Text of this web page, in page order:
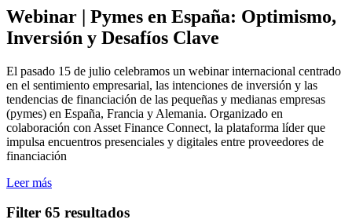
Webinar | Pymes en España: Optimismo,
Inversión y Desafíos Clave
El pasado 15 de julio celebramos un webinar internacional centrado
en el sentimiento empresarial, las intenciones de inversión y las
tendencias de financiación de las pequeñas y medianas empresas
(pymes) en España, Francia y Alemania. Organizado en
colaboración con Asset Finance Connect, la plataforma líder que
impulsa encuentros presenciales y digitales entre proveedores de
financiación
Leer más
Filter 65 resultados